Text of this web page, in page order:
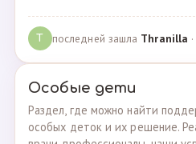
T последней зашла Thranilla
Особые дети
Раздел, где можно найти
особых деток и их решение.